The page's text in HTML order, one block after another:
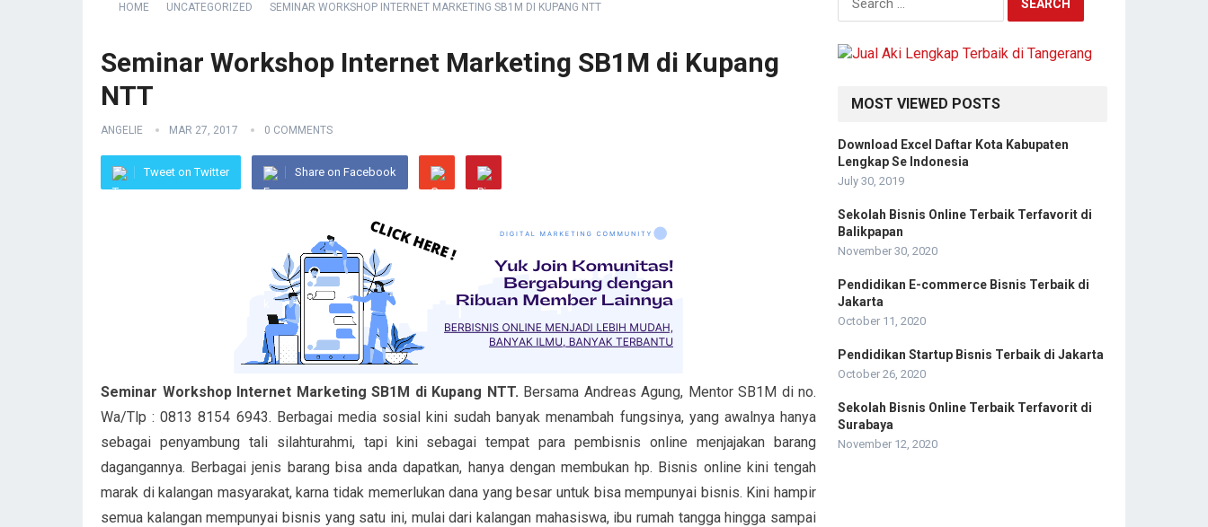
HOME UNCATEGORIZED SEMINAR WORKSHOP INTERNET MARKETING SB1M DI KUPANG NTT
Seminar Workshop Internet Marketing SB1M di Kupang
NTT
ANGELIE MAR 27, 2017 0 COMMENTS
Tweet on Twitter Share on Facebook
Seminar Workshop Internet Marketing SB1M di Kupang NTT. Bersama Andreas Agung, Mentor SB1M di no.
Wa/Tlp : 0813 8154 6943. Berbagai media sosial kini sudah banyak menambah fungsinya, yang awalnya hanya
sebagai penyambung tali silahturahmi, tapi kini sebagai tempat para pembisnis online menjajakan barang
dagangannya. Berbagai jenis barang bisa anda dapatkan, hanya dengan membukan hp. Bisnis online kini tengah
marak di kalangan masyarakat, karna tidak memerlukan dana yang besar untuk bisa mempunyai bisnis. Kini hampir
semua kalangan mempunyai bisnis yang satu ini, mulai dari kalangan mahasiswa, ibu rumah tangga hingga sampai
r
r
MOST VIEWED POSTS
Download Excel Daftar Kota Kabupaten
Lengkap Se Indonesia
July 30, 2019
Sekolah Bisnis Online Terbaik Terfavorit di
Balikpapan
November 30, 2020
Pendidikan E-commerce Bisnis Terbaik di
Jakarta
October 11, 2020
Pendidikan Startup Bisnis Terbaik di Jakarta
October 26, 2020
Sekolah Bisnis Online Terbaik Terfavorit di
Surabaya
November 12, 2020